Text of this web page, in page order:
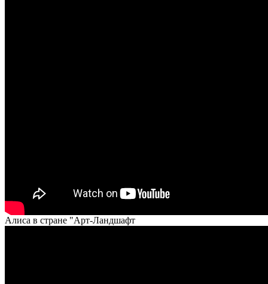
Алиса в стране "Арт-Ландшафт